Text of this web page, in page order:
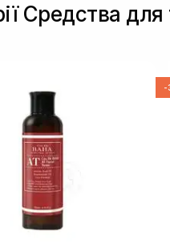
Средства
-